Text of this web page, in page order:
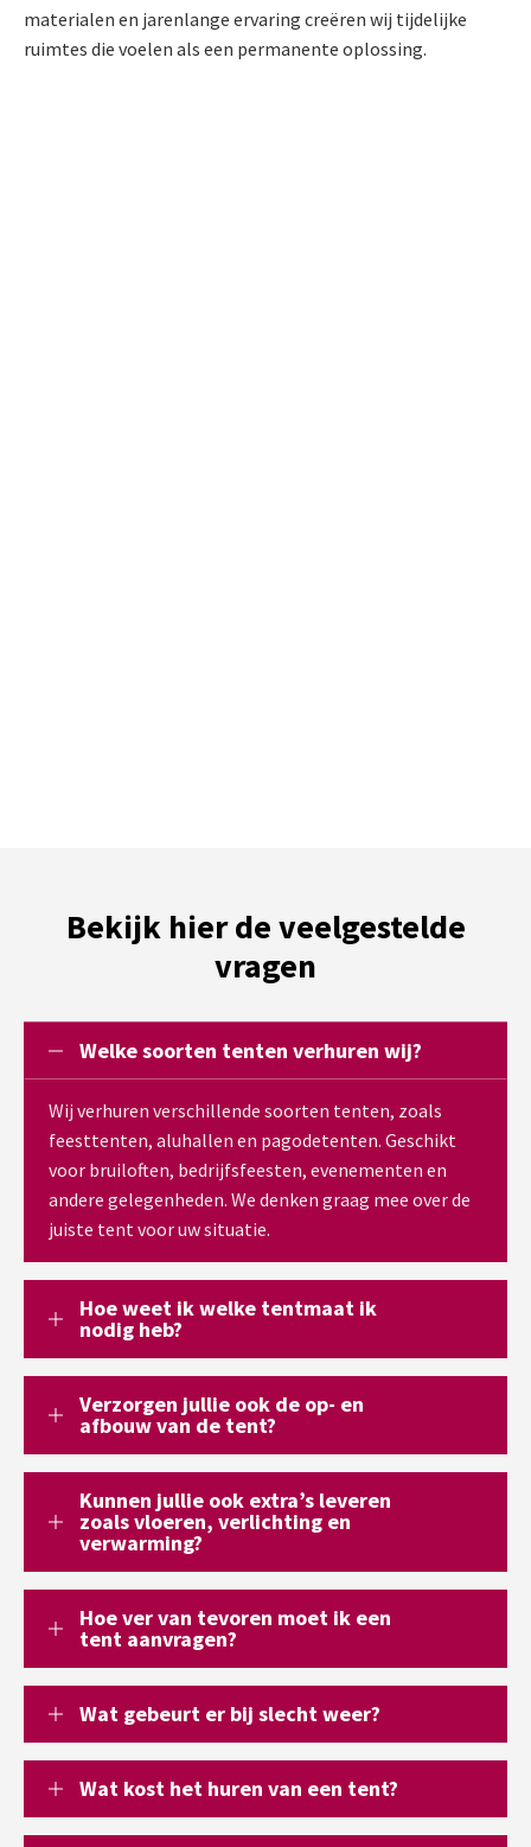
materialen en jarenlange ervaring creëren wij tijdelijke
ruimtes die voelen als een permanente oplossing.
Bekijk hier de veelgestelde
vragen
Welke soorten tenten verhuren wij?
Wij verhuren verschillende soorten tenten, zoals
feesttenten, aluhallen en pagodetenten. Geschikt
voor bruiloften, bedrijfsfeesten, evenementen en
andere gelegenheden. We denken graag mee over de
juiste tent voor uw situatie.
Hoe weet ik welke tentmaat ik
nodig heb?
Verzorgen jullie ook de op- en
afbouw van de tent?
Kunnen jullie ook extra’s leveren
zoals vloeren, verlichting en
verwarming?
Hoe ver van tevoren moet ik een
tent aanvragen?
Wat gebeurt er bij slecht weer?
Wat kost het huren van een tent?